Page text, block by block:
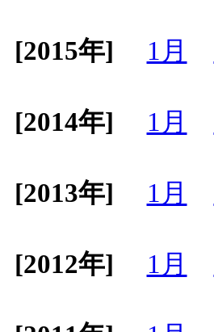
[2015年]
1月
[2014年]
1月
[2013年]
1月
[2012年]
1月